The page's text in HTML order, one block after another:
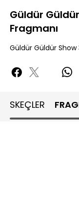
Güldür
Fragmanı
Güldür Güldür Show
SKEÇLER